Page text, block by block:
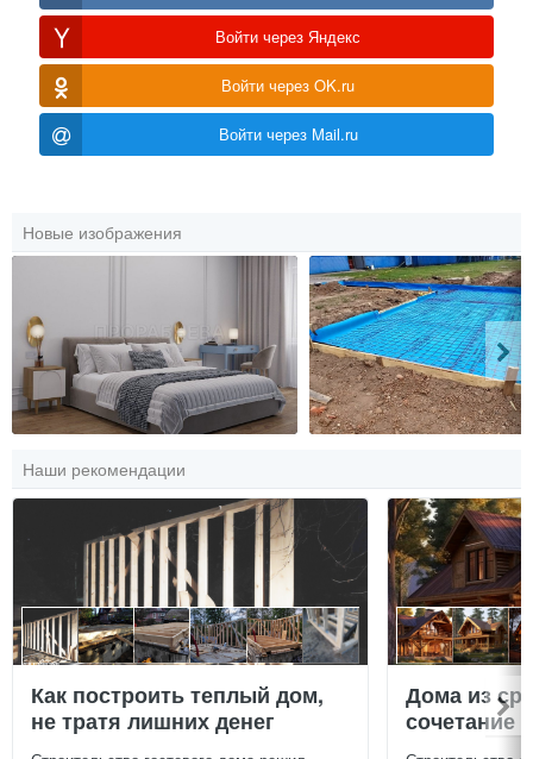
Войти через Яндекс
Войти через OK.ru
Войти через Mail.ru
Новые изображения
Наши рекомендации
Как построить теплый дом,
не тратя лишних денег
Дома из
сочетание